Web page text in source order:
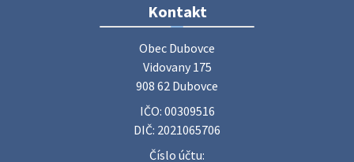
Zájazd do Veľkého Medera
Základná organizácia Únie žien Slovenska Dubovce
srdečne pozýva svoje členky, ich rodinných príslušníkov aj
priateľov na jednodňový zájazd na termálne kúpalisko
Poradne komplexnej pomoci
Kontakt
Obec Dubovce
Vidovany 175
908 62 Dubovce
IČO: 00309516
DIČ: 2021065706
Číslo účtu: